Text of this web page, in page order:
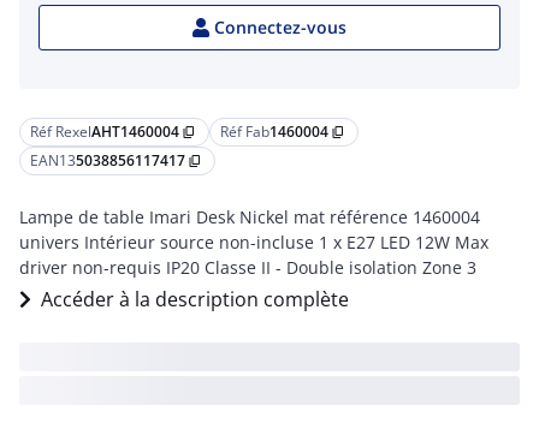
Réf RexelAHT1460004 content_copy Réf Fab1460004 content_copy
EAN135038856117417 content_copy
Lampe de table Imari Desk Nickel mat référence 1460004
univers Intérieur source non-incluse 1 x E27 LED 12W Max
driver non-requis IP20 Classe II - Double isolation Zone 3
Accéder à la description complète
Connectez-vous